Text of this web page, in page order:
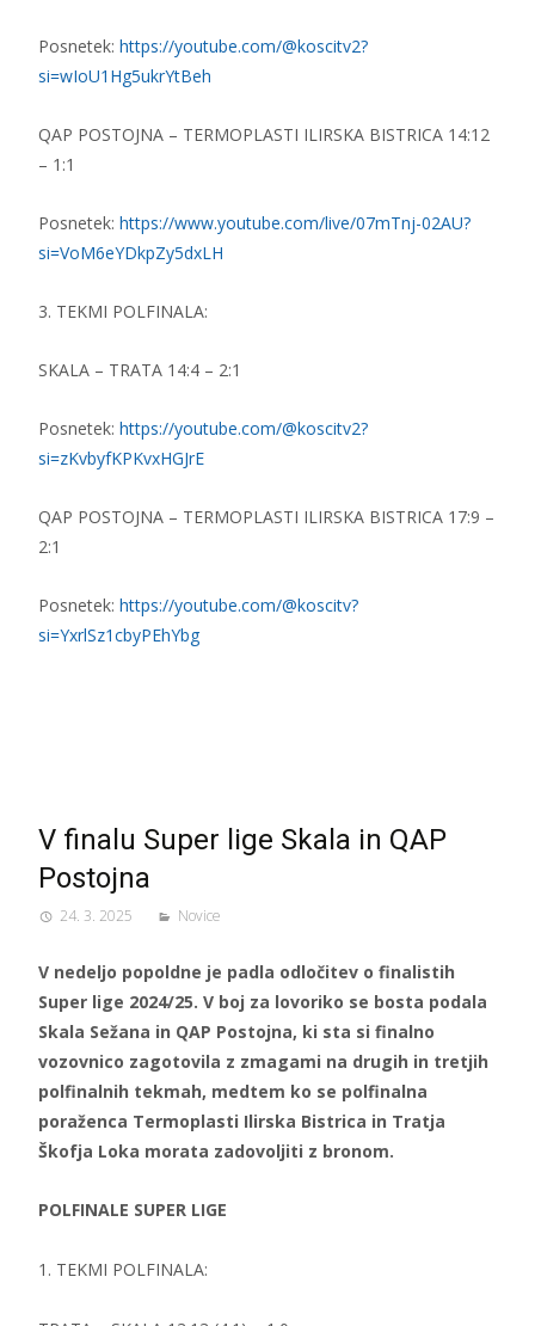
Posnetek: https://youtube.com/@koscitv2?
si=wIoU1Hg5ukrYtBeh
QAP POSTOJNA – TERMOPLASTI ILIRSKA BISTRICA 14:12
– 1:1
Posnetek: https://www.youtube.com/live/07mTnj-02AU?
si=VoM6eYDkpZy5dxLH
3. TEKMI POLFINALA:
SKALA – TRATA 14:4 – 2:1
Posnetek: https://youtube.com/@koscitv2?
si=zKvbyfKPKvxHGJrE
QAP POSTOJNA – TERMOPLASTI ILIRSKA BISTRICA 17:9 –
2:1
Posnetek: https://youtube.com/@koscitv?
si=YxrlSz1cbyPEhYbg
V finalu Super lige Skala in QAP
Postojna
24. 3. 2025 Novice
V nedeljo popoldne je padla odločitev o finalistih
Super lige 2024/25. V boj za lovoriko se bosta podala
Skala Sežana in QAP Postojna, ki sta si finalno
vozovnico zagotovila z zmagami na drugih in tretjih
polfinalnih tekmah, medtem ko se polfinalna
poraženca Termoplasti Ilirska Bistrica in Tratja
Škofja Loka morata zadovoljiti z bronom.
POLFINALE SUPER LIGE
1. TEKMI POLFINALA: